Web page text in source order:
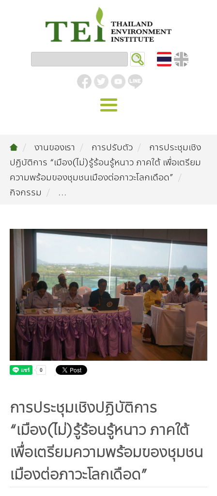
รู้จัก ม.ส.ท.
วิสัยทัศน์ | พันธกิจ
คณะกรรมการบริหารสถาบัน
คณะผู้บริหาร
เจ้าหน้าที่
วิถีเรา
สโลแกน
รายงานประจำปี | รายงานงบการเงิน
สำนักงานสีเขียว
รางวัลและเกียรติประวัติ
กองทุน
กองทุน ดร.ธีระ พันธุมวนิช
กองทุนสุขภาพกับสภาวะโลกร้อน
งานของเรา
สิ่งแวดล้อมอุตสาหกรรม
มลพิษอุตสาหกรรม
ชุมชนและเมืองน่าอยู่
ขยะชุมชน-ขยะอาหาร
ขยะพลาสติก
ฝุ่น PM2.5
การผลิตและการบริโภคยั่งยืน
ฉลากเขียว
ฉลากสิ่งแวดล้อม
บริการที่เป็นมิตรกับสิ่งแวดล้อม
ที่ปรึกษาคาร์บอนฟุตพริ้นท์
จัดซื้อจัดจ้างที่เป็นมิตรกับสิ่งแวดล้อม
ทรัพยากรธรรมชาติ
ทรัพยากรทางบก
ทรัพยากรทางทะเลและชายฝั่ง
ความหลากหลายทางชีวภาพ
การเปลี่ยนแปลงสภาพภูมิอากาศ
การลดก๊าซเรือนกระจก
การปรับตัว
การพัฒนาบุคลากรด้านสิ่งแวดล้อม
งานฝึกอบรม
สิ่งแวดล้อมศึกษา
นโยบาย แผน เครือข่ายสิ่งแวดล้อม
นโยบายและแผนสิ่งแวดล้อม
อินโฟกราฟิก | โปสเตอร์
คลิปวิดีโอ
เอกสารเผยแพร่
สิ่งพิมพ์จำหน่าย
กิจกรรมของเรา
ข่าวสิ่งแวดล้อม
ร่วมงานกับเรา
งาน
ฝึกงาน
ติดต่อเรา
งานของเรา การปรับตัว
การประชุมเชิง
ปฏิบัติการ “เมือง(ไม่)รู้ร้อนรู้หนาว ภาคใต้ เพื่อเตรียม
ความพร้อมของชุมชนเมืองต่อภาวะโลกเดือด”
กิจกรรม
...
การประชุมเชิงปฏิบัติการ
“เมือง(ไม่)รู้ร้อนรู้หนาว ภาคใต้
เพื่อเตรียมความพร้อมของชุมชน
เมืองต่อภาวะโลกเดือด”